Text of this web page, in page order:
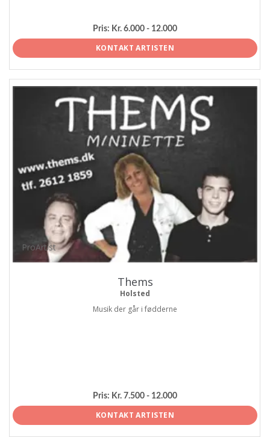
Pris: Kr. 6.000 - 12.000
KONTAKT ARTISTEN
ProArtist
Thems
Holsted
Musik der går i fødderne
Pris: Kr. 7.500 - 12.000
KONTAKT ARTISTEN